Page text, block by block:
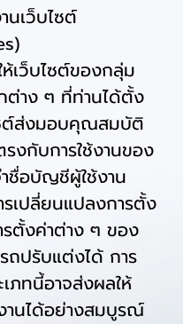
นเว็บไซต์
เว็บไซต์ของกลุ่ม
ต่าง ๆ ที่ท่านได้ตั้ง
ซต์ส่งมอบคุณสมบัติ
รงกับการใช้งานของ
ชื่อบัญชีผู้ใช้งาน
เปลี่ยนแปลงการตั้ง
ตั้งค่าต่าง ๆ ของ
ถปรับแต่งได้ การ
ภทนี้อาจส่งผลให้
านได้อย่างสมบูรณ์